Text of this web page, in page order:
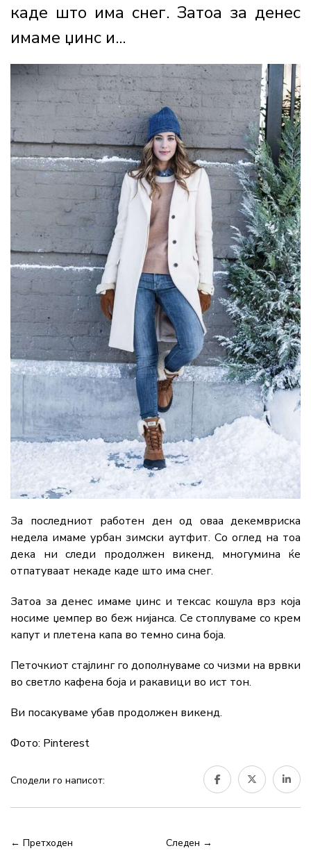
каде што има снег. Затоа за денес
имаме џинс и...
За последниот работен ден од оваа декемвриска
недела имаме урбан зимски аутфит. Со оглед на тоа
дека ни следи продолжен викенд, многумина ќе
отпатуваат некаде каде што има снег.
Затоа за денес имаме џинс и тексас кошула врз која
носиме џемпер во беж нијанса. Се стоплуваме со крем
капут и плетена капа во темно сина боја.
Петочкиот стајлинг го дополнуваме со чизми на врвки
во светло кафена боја и ракавици во ист тон.
Ви посакуваме убав продолжен викенд.
Фото: Pinterest
Сподели го написот:
← Претходен Следен →